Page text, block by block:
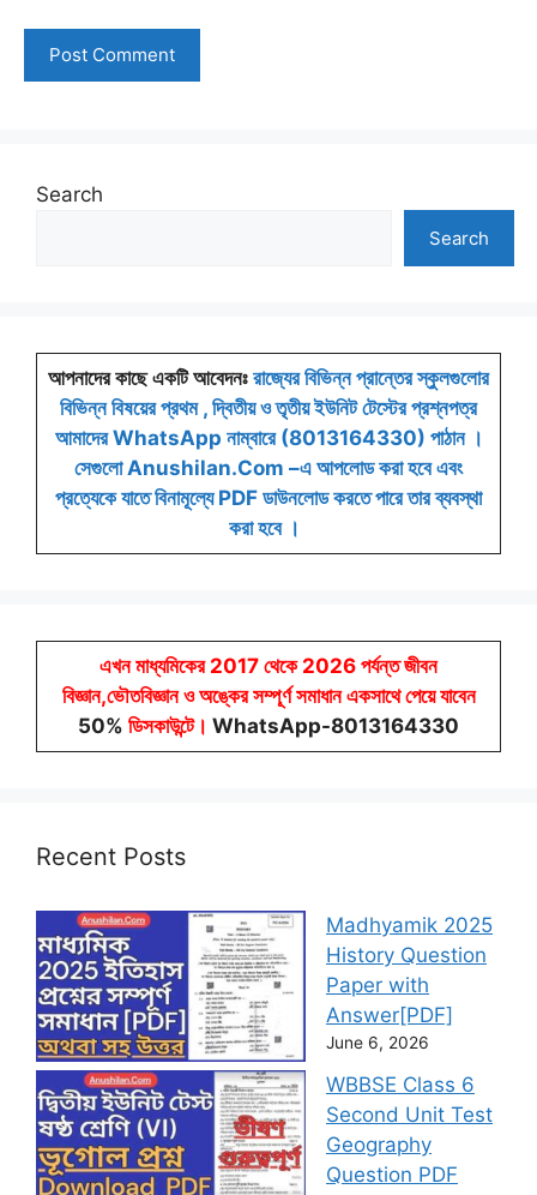
Search
Search
আপনাদের কাছে একটি আবেদনঃ রাজ্যের বিভিন্ন প্রান্তের স্কুলগুলোর
বিভিন্ন বিষয়ের প্রথম , দ্বিতীয় ও তৃতীয় ইউনিট টেস্টের প্রশ্নপত্র
আমাদের WhatsApp নাম্বারে (8013164330) পাঠান ।
সেগুলো Anushilan.Com –এ আপলোড করা হবে এবং
প্রত্যেকে যাতে বিনামূল্যে PDF ডাউনলোড করতে পারে তার ব্যবস্থা
করা হবে ।
এখন মাধ্যমিকের 2017 থেকে 2026 পর্যন্ত জীবন
বিজ্ঞান,ভৌতবিজ্ঞান ও অঙ্কের সম্পূর্ণ সমাধান একসাথে পেয়ে যাবেন
50% ডিসকাউন্টে। WhatsApp-8013164330
Recent Posts
Madhyamik 2025
History Question
Paper with
Answer[PDF]
June 6, 2026
WBBSE Class 6
Second Unit Test
Geography
Question PDF